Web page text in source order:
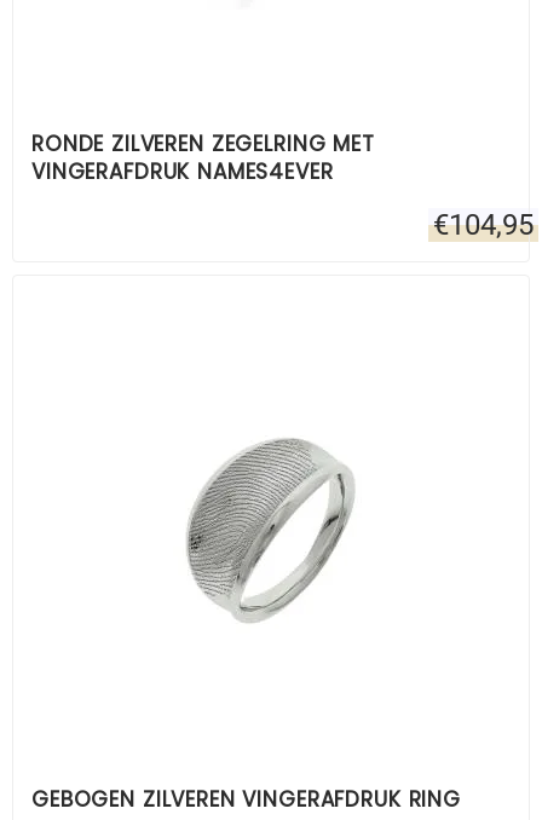
RONDE ZILVEREN ZEGELRING MET
VINGERAFDRUK NAMES4EVER
€104,95
GEBOGEN ZILVEREN VINGERAFDRUK RING